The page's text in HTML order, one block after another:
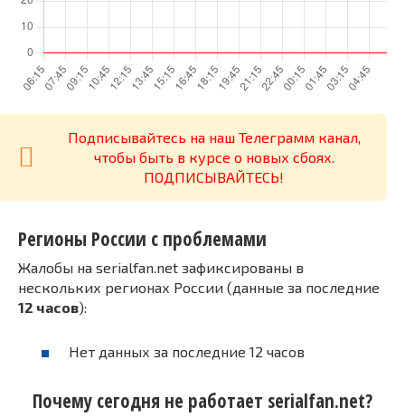
Подписывайтесь на наш Телеграмм канал,
чтобы быть в курсе о новых сбоях.
ПОДПИСЫВАЙТЕСЬ!
Регионы России с проблемами
Жалобы на serialfan.net зафиксированы в
нескольких регионах России (данные за последние
12 часов):
Нет данных за последние 12 часов
Почему сегодня не работает serialfan.net?